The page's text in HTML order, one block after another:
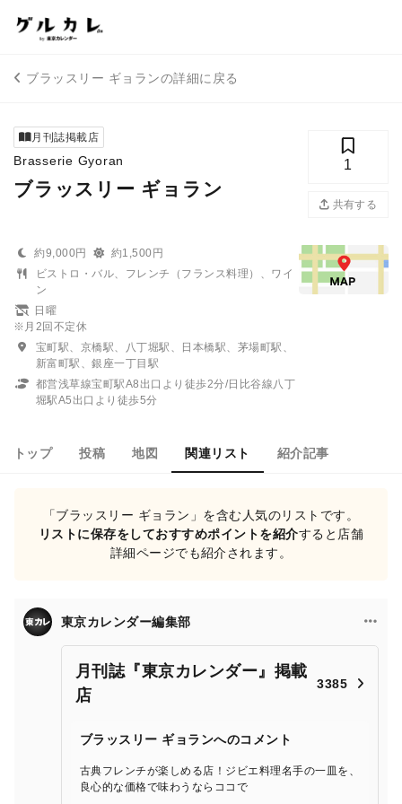
ブラッスリー ギョランの詳細に戻る
月刊誌掲載店
Brasserie Gyoran
ブラッスリー ギョラン
1
共有する
約9,000円
約1,500円
ビストロ・バル、フレンチ（フランス料理）、ワイ
ン
日曜
※月2回不定休
宝町駅、京橋駅、八丁堀駅、日本橋駅、茅場町駅、
新富町駅、銀座一丁目駅
都営浅草線宝町駅A8出口より徒歩2分/日比谷線八丁
堀駅A5出口より徒歩5分
トップ 投稿 地図 関連リスト 紹介記事
「ブラッスリー ギョラン」を含む人気のリストです。
リストに保存をしておすすめポイントを紹介すると店舗
詳細ページでも紹介されます。
東京カレンダー編集部
月刊誌『東京カレンダー』掲載
店
3385
ブラッスリー ギョランへのコメント
古典フレンチが楽しめる店！ジビエ料理名手の一皿を、
良心的な価格で味わうならココで